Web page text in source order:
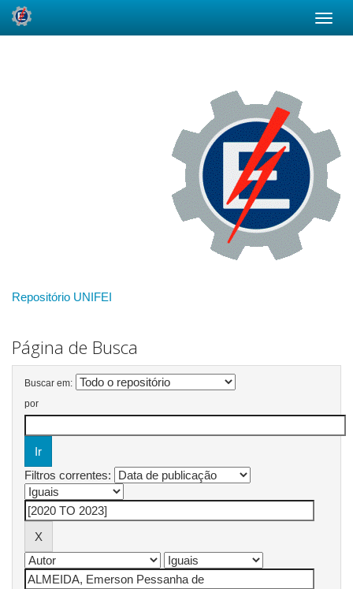
Repositório UNIFEI
Página de Busca
Buscar em:
por
Filtros correntes: